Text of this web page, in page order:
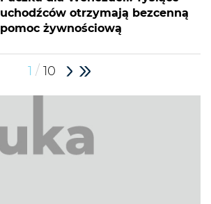
uchodźców otrzymają bezcenną
pomoc żywnościową
1 / 10